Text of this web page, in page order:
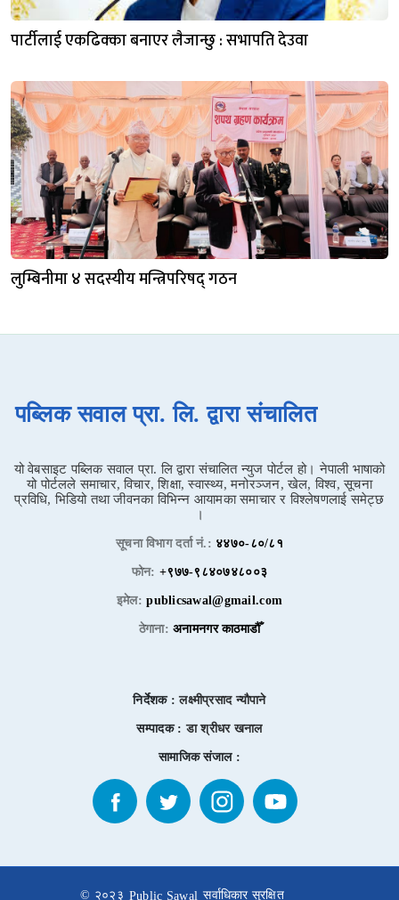
पार्टीलाई एकढिक्का बनाएर लैजान्छु : सभापति देउवा
लुम्बिनीमा ४ सदस्यीय मन्त्रिपरिषद् गठन
पब्लिक सवाल प्रा. लि. द्वारा संचालित
यो वेबसाइट पब्लिक सवाल प्रा. लि द्वारा संचालित न्युज पोर्टल हो। नेपाली भाषाको
यो पोर्टलले समाचार, विचार, शिक्षा, स्वास्थ्य, मनोरञ्जन, खेल, विश्व, सूचना
प्रविधि, भिडियो तथा जीवनका विभिन्न आयामका समाचार र विश्लेषणलाई समेट्छ
।
सूचना विभाग दर्ता नं.: ४४७०-८०/८१
फोन: +९७७-९८४०७४८००३
इमेल:publicsawal@gmail.com
ठेगाना:अनामनगर काठमाडौँ
निर्देशक :लक्ष्मीप्रसाद न्यौपाने
सम्पादक :डा श्रीधर खनाल
सामाजिक संजाल :
© २०२३ Public Sawal सर्वाधिकार सुरक्षित